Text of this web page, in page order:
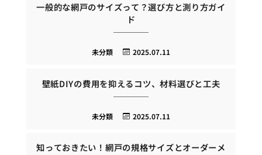
一般的な網戸のサイズって？選び方と測り方ガイ
ド
2025.07.11
未分類
壁紙DIYの費用を抑えるコツ、材料選びと工夫
2025.07.11
未分類
知っておきたい！網戸の規格サイズとオーダーメ